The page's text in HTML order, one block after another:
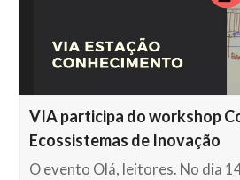
VIA participa do workshop
Ecossistemas de Inovação
O evento Olá, leitores. No dia